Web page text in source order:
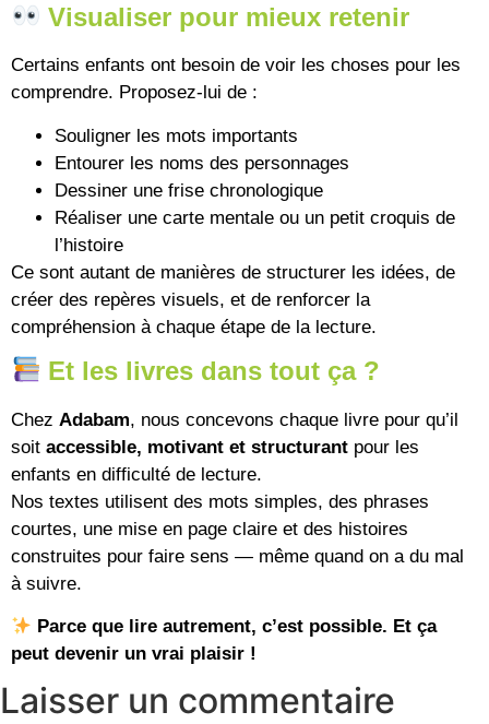
Visualiser pour mieux retenir
Certains enfants ont besoin de voir les choses pour les
comprendre. Proposez-lui de :
Souligner les mots importants
Entourer les noms des personnages
Dessiner une frise chronologique
Réaliser une carte mentale ou un petit croquis de
l’histoire
Ce sont autant de manières de structurer les idées, de
créer des repères visuels, et de renforcer la
compréhension à chaque étape de la lecture.
Et les livres dans tout ça ?
Chez Adabam, nous concevons chaque livre pour qu’il
soit accessible, motivant et structurant pour les
enfants en difficulté de lecture.
Nos textes utilisent des mots simples, des phrases
courtes, une mise en page claire et des histoires
construites pour faire sens — même quand on a du mal
à suivre.
Parce que lire autrement, c’est possible. Et ça
peut devenir un vrai plaisir !
Laisser un commentaire